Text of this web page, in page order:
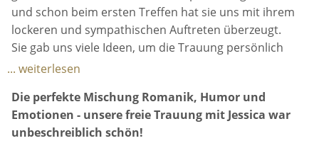
Liebe Grüße, Helena und Danny
und schon beim ersten Treffen hat sie uns mit ihrem
lockeren und sympathischen Auftreten überzeugt.
Sie gab uns viele Ideen, um die Trauung persönlich
zu gestalten. Zusätzlich war sie bezüglich unserer
organisatorische Unterstützung.
Die Traurede war sehr emotional und wurde mit
einer guten Portion Humor vorgetragen. Diese Rede
... weiterlesen
Die perfekte Mischung Romanik, Humor und
Emotionen - unsere freie Trauung mit Jessica war
unbeschreiblich schön!